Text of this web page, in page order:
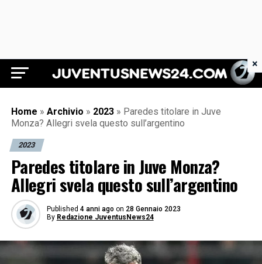
Juventus News 24
Home » Archivio » 2023 » Paredes titolare in Juve
Monza? Allegri svela questo sull’argentino
2023
Paredes titolare in Juve Monza?
Allegri svela questo sull’argentino
Published 4 anni ago on 28 Gennaio 2023
By Redazione JuventusNews24
×